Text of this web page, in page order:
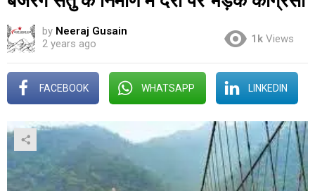
by Neeraj Gusain
2 years ago
1k Views
FACEBOOK WHATSAPP LINKEDIN